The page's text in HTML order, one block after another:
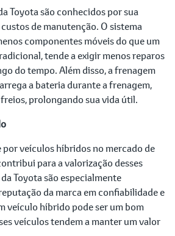
Toyota são conhecidos por sua
de manutenção. O sistema
componentes móveis do que um
tende a exigir menos reparos
do tempo. Além disso, a frenagem
a bateria durante a frenagem,
prolongando sua vida útil.
por veículos híbridos no mercado de
para a valorização desses
Toyota são especialmente
da marca em confiabilidade e
veículo híbrido pode ser um bom
veículos tendem a manter um valor